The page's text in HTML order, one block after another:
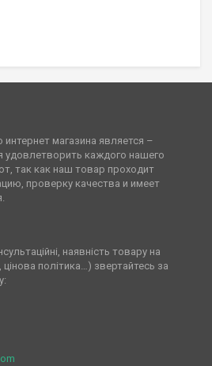
магазина является –
удовлетворить каждого нашего
так как наш товар проходит
проверку качества и имеет
наявність товару на
цінова політика…) звертайтесь за